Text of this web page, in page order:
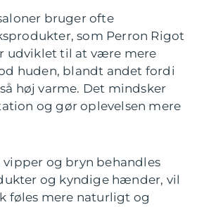
bruger ofte
som Perron Rigot
udviklet til at være mere
huden, blandt andet fordi
høj varme. Det mindsker
og gør oplevelsen mere
vipper og bryn behandles
og kyndige hænder, vil
føles mere naturligt og